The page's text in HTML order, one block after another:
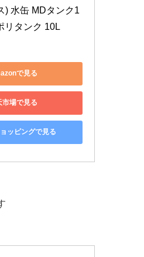
) 水缶 MDタンク1
リタンク 10L
で見る
市場で見る
ッピングで見る